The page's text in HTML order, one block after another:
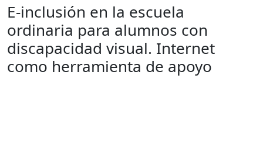
Estadísticas
E-inclusión en la escuela
ordinaria para alumnos con
discapacidad visual. Internet
como herramienta de apoyo